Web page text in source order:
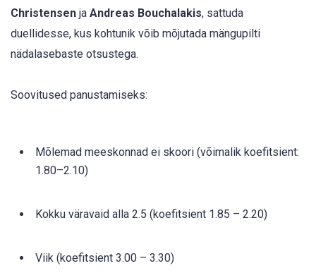
Christensen ja Andreas Bouchalakis, sattuda
duellidesse, kus kohtunik võib mõjutada mängupilti
nädalasebaste otsustega.
Soovitused panustamiseks:
Mõlemad meeskonnad ei skoori (võimalik koefitsient:
1.80–2.10)
Kokku väravaid alla 2.5 (koefitsient 1.85 – 2.20)
Viik (koefitsient 3.00 – 3.30)